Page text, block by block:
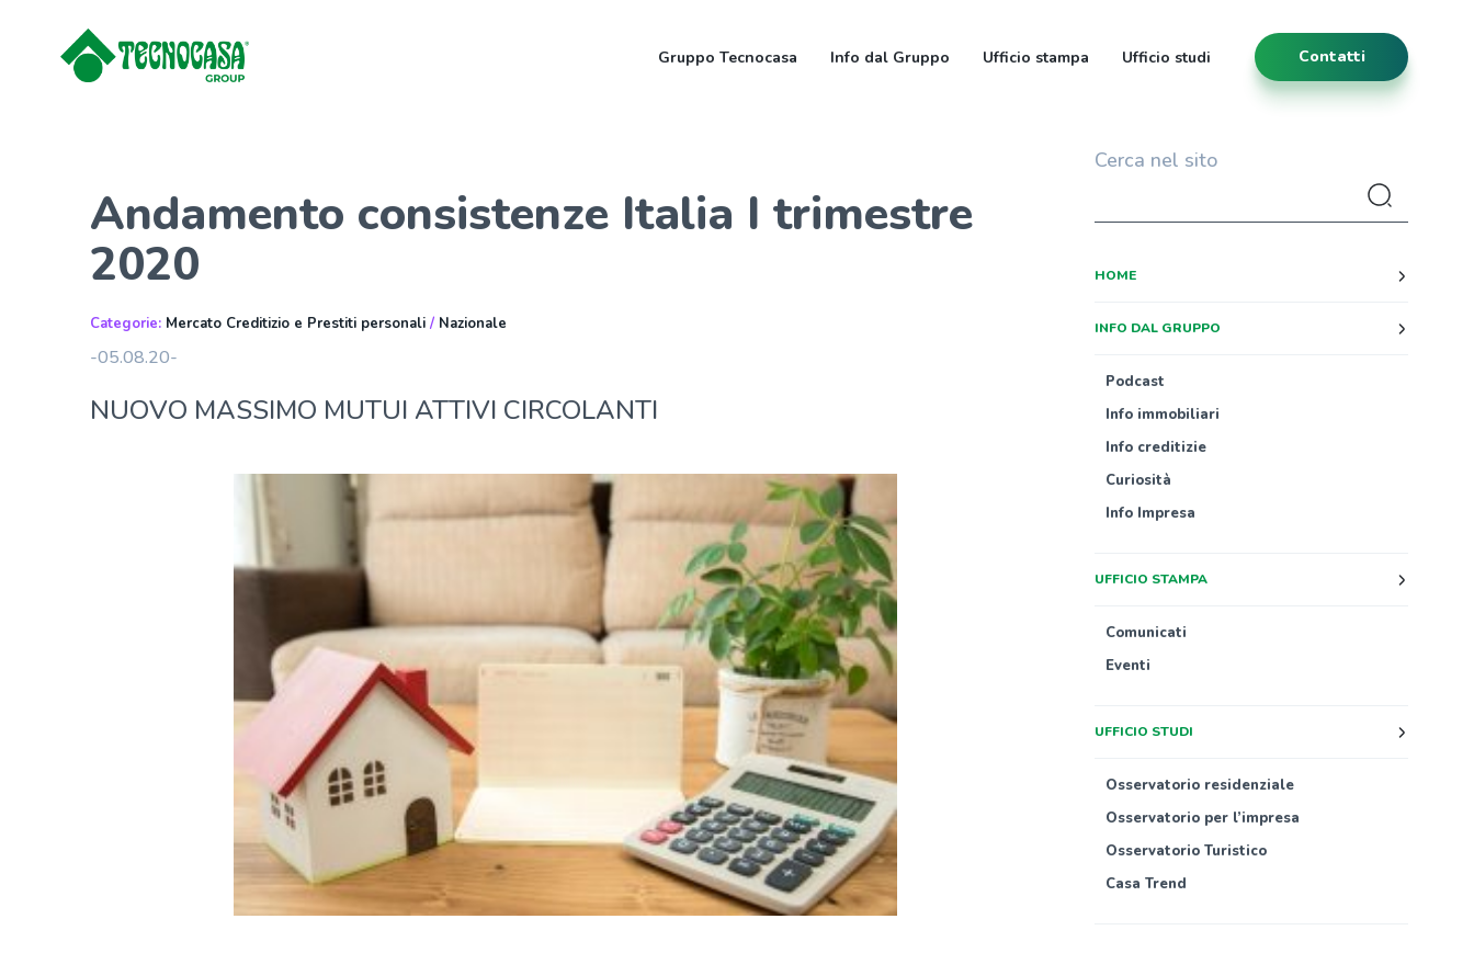
Contatti
Gruppo Tecnocasa Info dal Gruppo Ufficio stampa Ufficio studi
Andamento consistenze Italia I trimestre
2020
Categorie: Mercato Creditizio e Prestiti personali / Nazionale
-05.08.20-
NUOVO MASSIMO MUTUI ATTIVI CIRCOLANTI
Cerca nel sito
HOME
INFO DAL GRUPPO
Podcast
Info immobiliari
Info creditizie
Curiosità
Info Impresa
UFFICIO STAMPA
Comunicati
Eventi
UFFICIO STUDI
Osservatorio residenziale
Osservatorio per l’impresa
Osservatorio Turistico
Casa Trend